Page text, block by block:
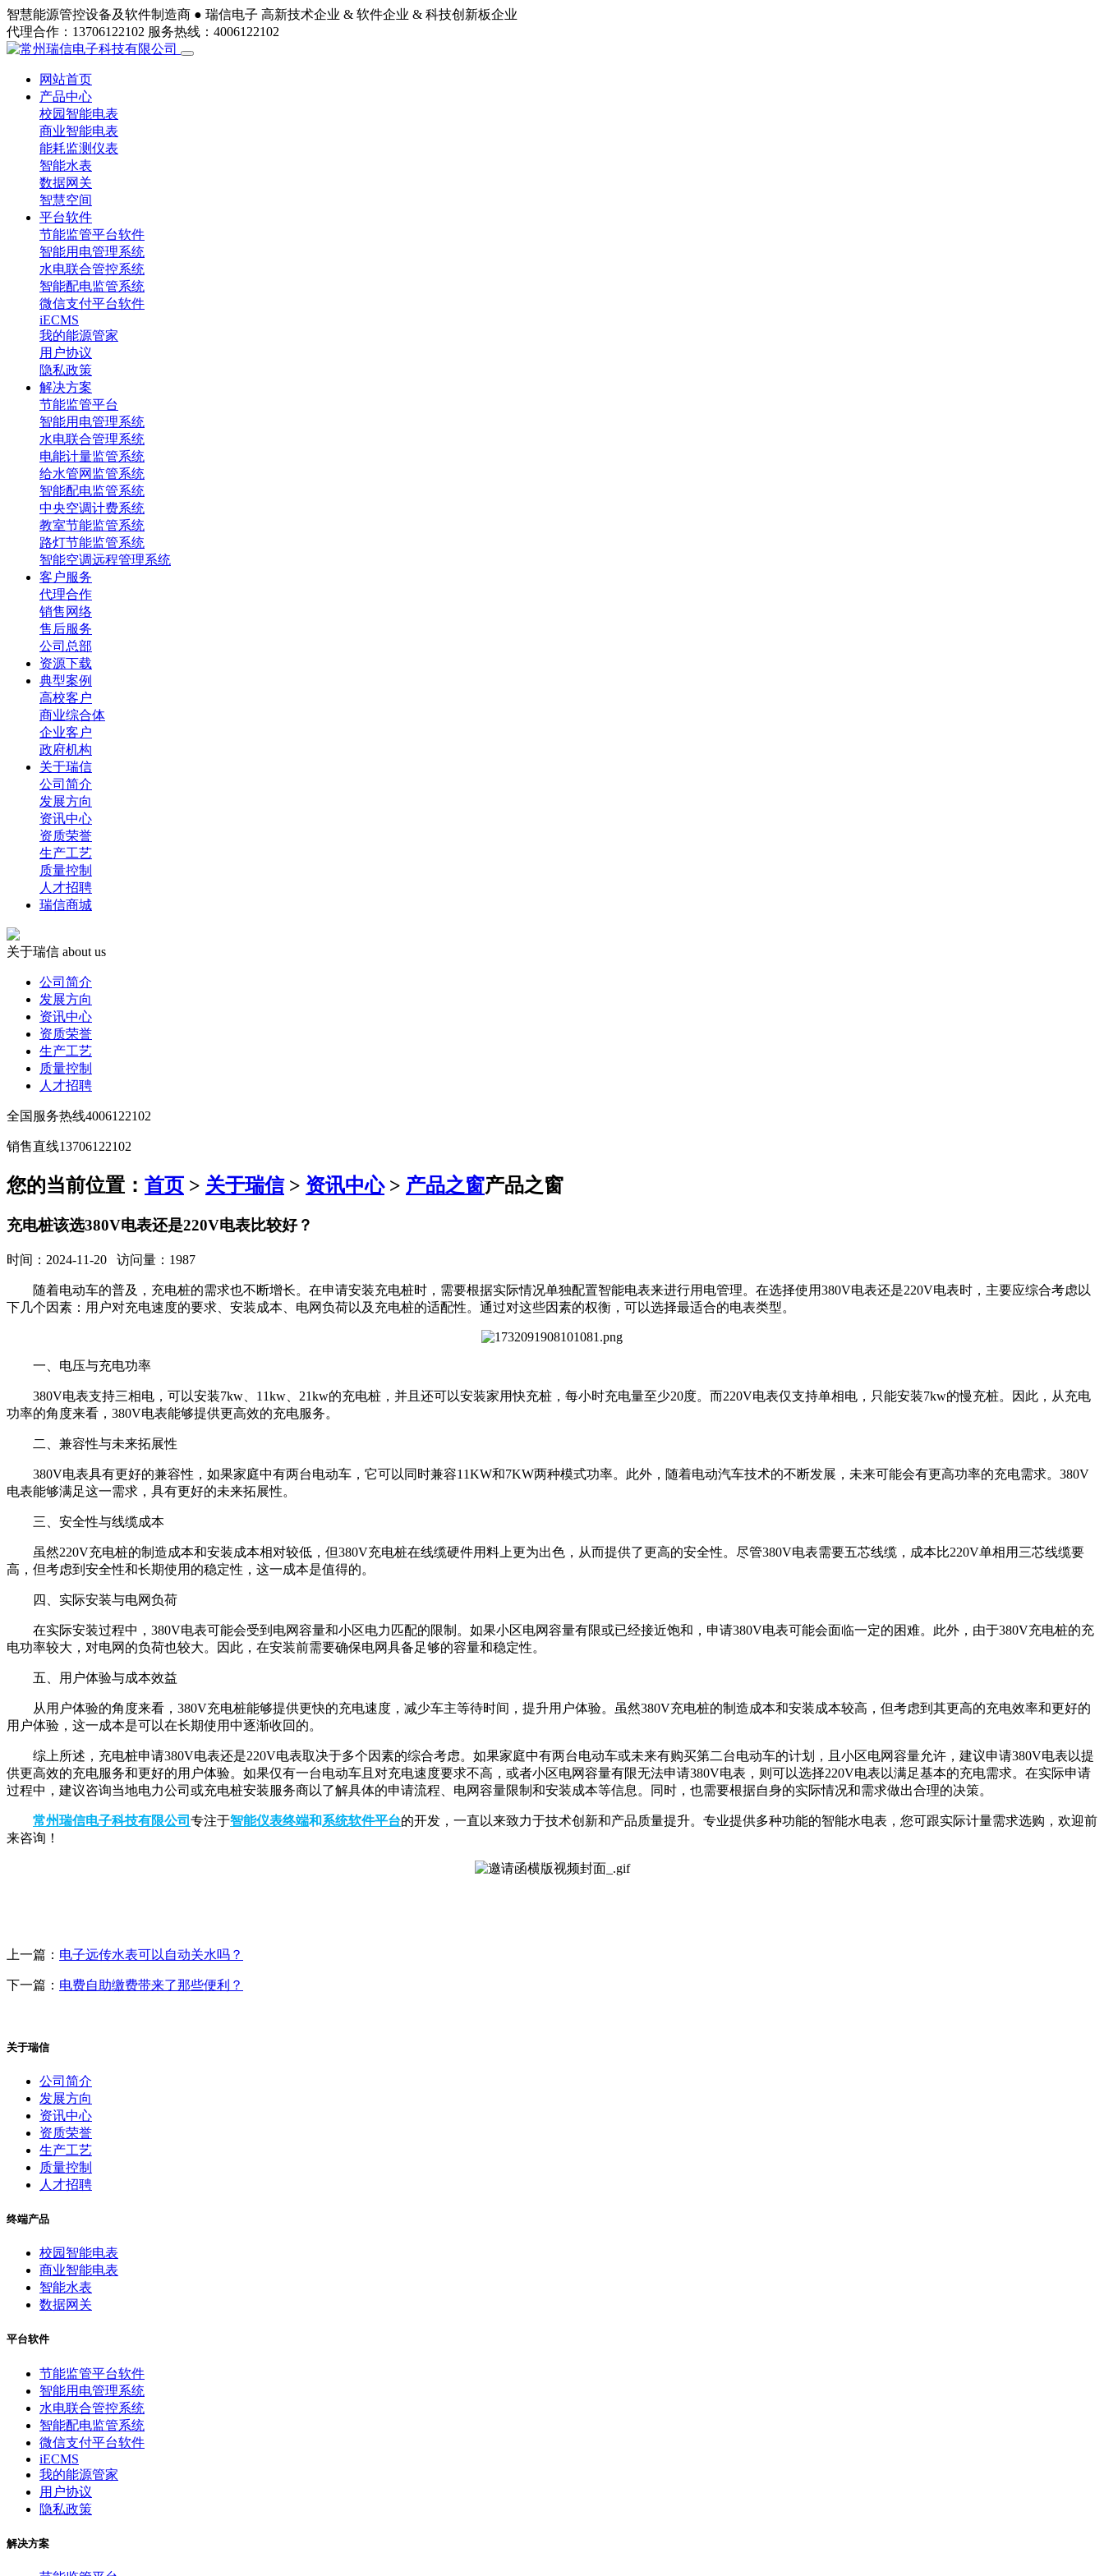
智慧能源管控设备及软件制造商 ● 瑞信电子 高新技术企业 & 软件企业 & 科技创新板企业
代理合作：13706122102 服务热线：4006122102
网站首页
产品中心
校园智能电表
商业智能电表
能耗监测仪表
智能水表
数据网关
智慧空间
平台软件
节能监管平台软件
智能用电管理系统
水电联合管控系统
智能配电监管系统
微信支付平台软件
iECMS
我的能源管家
用户协议
隐私政策
解决方案
节能监管平台
智能用电管理系统
水电联合管理系统
电能计量监管系统
给水管网监管系统
智能配电监管系统
中央空调计费系统
教室节能监管系统
路灯节能监管系统
智能空调远程管理系统
客户服务
代理合作
销售网络
售后服务
公司总部
资源下载
典型案例
高校客户
商业综合体
企业客户
政府机构
关于瑞信
公司简介
发展方向
资讯中心
资质荣誉
生产工艺
质量控制
人才招聘
瑞信商城
关于瑞信 about us
公司简介
发展方向
资讯中心
资质荣誉
生产工艺
质量控制
人才招聘
全国服务热线4006122102
销售直线13706122102
您的当前位置： 首页 > 关于瑞信> 资讯中心> 产品之窗产品之窗
充电桩该选380V电表还是220V电表比较好？
时间：2024-11-20 访问量：1987
随着电动车的普及，充电桩的需求也不断增长。在申请安装充电桩时，需要根据实际情况单独配置智能电表来进行用电管理。在选择使用380V电表还是220V电表时，主要应综合考虑以
下几个因素：用户对充电速度的要求、安装成本、电网负荷以及充电桩的适配性。通过对这些因素的权衡，可以选择最适合的电表类型。
一、电压与充电功率
380V电表支持三相电，可以安装7kw、11kw、21kw的充电桩，并且还可以安装家用快充桩，每小时充电量至少20度。而220V电表仅支持单相电，只能安装7kw的慢充桩。因此，从充电
功率的角度来看，380V电表能够提供更高效的充电服务。
二、兼容性与未来拓展性
380V电表具有更好的兼容性，如果家庭中有两台电动车，它可以同时兼容11KW和7KW两种模式功率。此外，随着电动汽车技术的不断发展，未来可能会有更高功率的充电需求。380V
电表能够满足这一需求，具有更好的未来拓展性。
三、安全性与线缆成本
虽然220V充电桩的制造成本和安装成本相对较低，但380V充电桩在线缆硬件用料上更为出色，从而提供了更高的安全性。尽管380V电表需要五芯线缆，成本比220V单相用三芯线缆要
高，但考虑到安全性和长期使用的稳定性，这一成本是值得的。
四、实际安装与电网负荷
在实际安装过程中，380V电表可能会受到电网容量和小区电力匹配的限制。如果小区电网容量有限或已经接近饱和，申请380V电表可能会面临一定的困难。此外，由于380V充电桩的充
电功率较大，对电网的负荷也较大。因此，在安装前需要确保电网具备足够的容量和稳定性。
五、用户体验与成本效益
从用户体验的角度来看，380V充电桩能够提供更快的充电速度，减少车主等待时间，提升用户体验。虽然380V充电桩的制造成本和安装成本较高，但考虑到其更高的充电效率和更好的
用户体验，这一成本是可以在长期使用中逐渐收回的。
综上所述，充电桩申请380V电表还是220V电表取决于多个因素的综合考虑。如果家庭中有两台电动车或未来有购买第二台电动车的计划，且小区电网容量允许，建议申请380V电表以提
供更高效的充电服务和更好的用户体验。如果仅有一台电动车且对充电速度要求不高，或者小区电网容量有限无法申请380V电表，则可以选择220V电表以满足基本的充电需求。 在实际申请
过程中，建议咨询当地电力公司或充电桩安装服务商以了解具体的申请流程、电网容量限制和安装成本等信息。同时，也需要根据自身的实际情况和需求做出合理的决策。
常州瑞信电子科技有限公司 专注于智能仪表终端和系统软件平台的开发，一直以来致力于技术创新和产品质量提升。专业提供多种功能的智能水电表，您可跟实际计量需求选购，欢迎前
来咨询！
上一篇： 电子远传水表可以自动关水吗？
下一篇： 电费自助缴费带来了那些便利？
关于瑞信
公司简介
发展方向
资讯中心
资质荣誉
生产工艺
质量控制
人才招聘
终端产品
校园智能电表
商业智能电表
智能水表
数据网关
平台软件
节能监管平台软件
智能用电管理系统
水电联合管控系统
智能配电监管系统
微信支付平台软件
iECMS
我的能源管家
用户协议
隐私政策
解决方案